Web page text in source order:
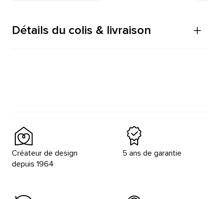
Détails du colis & livraison
Créateur de design
depuis 1964
5 ans de garantie